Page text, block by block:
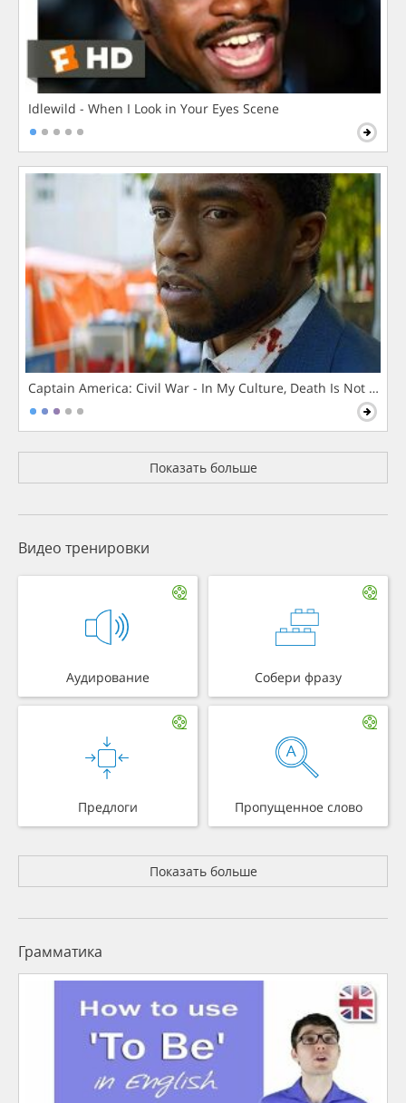
Idlewild - When I Look in Your Eyes Scene
Captain America: Civil War - In My Culture, Death Is Not The
Показать больше
Видео тренировки
Аудирование Собери фразу
Предлоги Пропущенное слово
Показать больше
Грамматика